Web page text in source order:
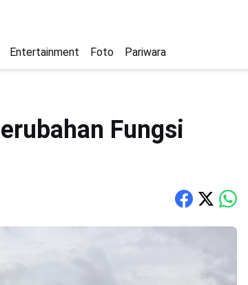
Entertainment Foto Pariwara
Fungsi